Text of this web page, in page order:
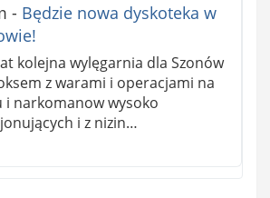
- Będzie nowa dyskoteka w
kolejna wylęgarnia dla Szonów
z warami i operacjami na
i narkomanow wysoko
i z nizin…